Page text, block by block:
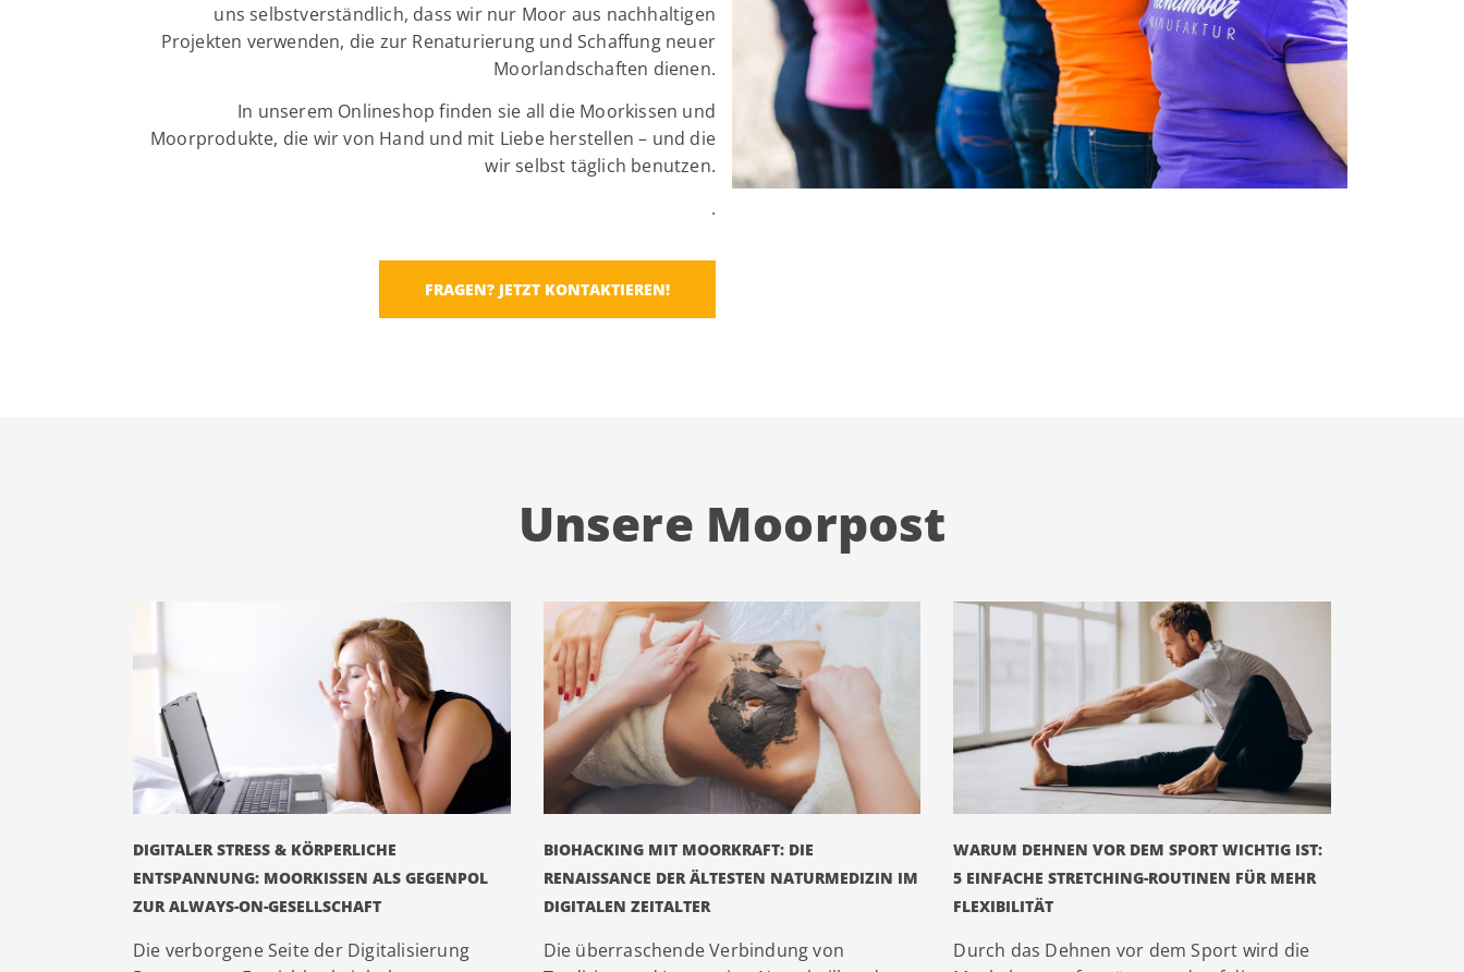
uns selbstverständlich, dass wir nur Moor aus nachhaltigen
Projekten verwenden, die zur Renaturierung und Schaffung neuer
Moorlandschaften dienen.
In unserem Onlineshop finden sie all die Moorkissen und
Moorprodukte, die wir von Hand und mit Liebe herstellen – und die
wir selbst täglich benutzen.
.
FRAGEN? JETZT KONTAKTIEREN!
Unsere Moorpost
DIGITALER STRESS & KÖRPERLICHE
ENTSPANNUNG: MOORKISSEN ALS GEGENPOL
ZUR ALWAYS-ON-GESELLSCHAFT
Die verborgene Seite der Digitalisierung
BIOHACKING MIT MOORKRAFT: DIE
RENAISSANCE DER ÄLTESTEN NATURMEDIZIN IM
DIGITALEN ZEITALTER
Die überraschende Verbindung von
WARUM DEHNEN VOR DEM SPORT WICHTIG IST:
5 EINFACHE STRETCHING-ROUTINEN FÜR MEHR
FLEXIBILITÄT
Durch das Dehnen vor dem Sport wird die